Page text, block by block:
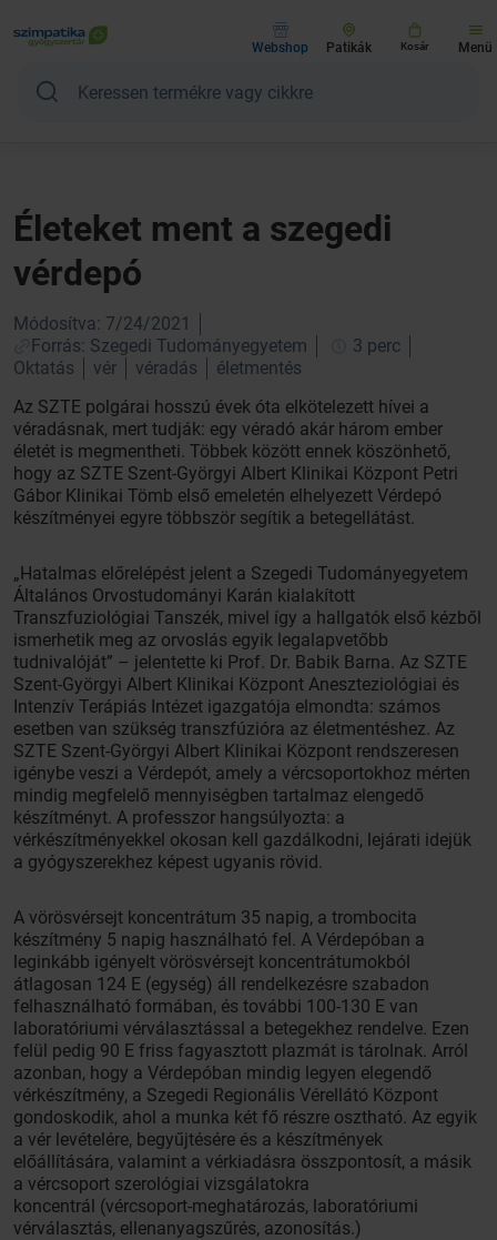
Webshop Patikák Kosár Menü
Életeket ment a szegedi
vérdepó
Módosítva: 7/24/2021
Forrás: Szegedi Tudományegyetem
3 perc
Oktatás
vér véradás
életmentés
Az SZTE polgárai hosszú évek óta elkötelezett hívei a
véradásnak, mert tudják: egy véradó akár három ember
életét is megmentheti. Többek között ennek köszönhető,
hogy az SZTE Szent-Györgyi Albert Klinikai Központ Petri
Gábor Klinikai Tömb első emeletén elhelyezett Vérdepó
készítményei egyre többször segítik a betegellátást.
„Hatalmas előrelépést jelent a Szegedi Tudományegyetem
Általános Orvostudományi Karán kialakított
Transzfuziológiai Tanszék, mivel így a hallgatók első kézből
ismerhetik meg az orvoslás egyik legalapvetőbb
tudnivalóját” – jelentette ki Prof. Dr. Babik Barna. Az SZTE
Szent-Györgyi Albert Klinikai Központ Aneszteziológiai és
Intenzív Terápiás Intézet igazgatója elmondta: számos
esetben van szükség transzfúzióra az életmentéshez. Az
SZTE Szent-Györgyi Albert Klinikai Központ rendszeresen
igénybe veszi a Vérdepót, amely a vércsoportokhoz mérten
mindig megfelelő mennyiségben tartalmaz elengedő
készítményt. A professzor hangsúlyozta: a
vérkészítményekkel okosan kell gazdálkodni, lejárati idejük
a gyógyszerekhez képest ugyanis rövid.
A vörösvérsejt koncentrátum 35 napig, a trombocita
készítmény 5 napig használható fel. A Vérdepóban a
leginkább igényelt vörösvérsejt koncentrátumokból
átlagosan 124 E (egység) áll rendelkezésre szabadon
felhasználható formában, és további 100-130 E van
laboratóriumi vérválasztással a betegekhez rendelve. Ezen
felül pedig 90 E friss fagyasztott plazmát is tárolnak. Arról
azonban, hogy a Vérdepóban mindig legyen elegendő
vérkészítmény, a Szegedi Regionális Vérellátó Központ
gondoskodik, ahol a munka két fő részre osztható. Az egyik
a vér levételére, begyűjtésére és a készítmények
előállítására, valamint a vérkiadásra összpontosít, a másik
a vércsoport szerológiai vizsgálatokra
koncentrál (vércsoport-meghatározás, laboratóriumi
vérválasztás, ellenanyagszűrés, azonosítás.)